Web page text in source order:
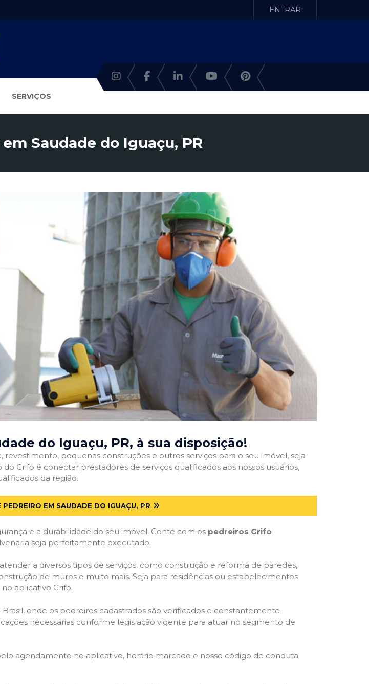
ENTRAR
SERVIÇOS
Saudade do Iguaçu, PR
do Iguaçu, PR, à sua disposição!
revestimento, pequenas construções e outros serviços para o seu imóvel, seja
Grifo é conectar prestadores de serviços qualificados aos nossos usuários,
da região.
EM SAUDADE DO IGUAÇU, PR
e a durabilidade do seu imóvel. Conte com os pedreiros Grifo
seja perfeitamente executado.
a diversos tipos de serviços, como construção e reforma de paredes,
de muros e muito mais. Seja para residências ou estabelecimentos
aplicativo Grifo.
onde os pedreiros cadastrados são verificados e constantemente
necessárias conforme legislação vigente para atuar no segmento de
agendamento no aplicativo, horário marcado e nosso código de conduta